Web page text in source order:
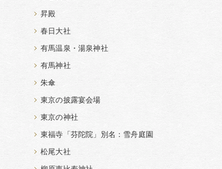
昇殿
春日大社
有馬温泉・湯泉神社
有馬神社
朱傘
東京の披露宴会場
東京の神社
東福寺「芬陀院」別名：雪舟庭園
松尾大社